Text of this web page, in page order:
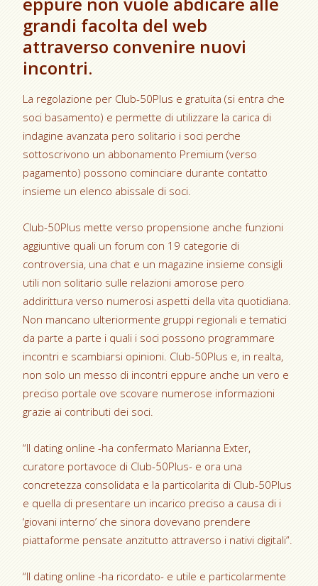
grandi facolta del web
attraverso convenire nuovi
incontri.
La regolazione per Club-50Plus e gratuita (si entra che
soci basamento) e permette di utilizzare la carica di
indagine avanzata pero solitario i soci perche
sottoscrivono un abbonamento Premium (verso
pagamento) possono cominciare durante contatto
insieme un elenco abissale di soci.
Club-50Plus mette verso propensione anche funzioni
aggiuntive quali un forum con 19 categorie di
controversia, una chat e un magazine insieme consigli
utili non solitario sulle relazioni amorose pero
addirittura verso numerosi aspetti della vita quotidiana.
Non mancano ulteriormente gruppi regionali e tematici
da parte a parte i quali i soci possono programmare
incontri e scambiarsi opinioni. Club-50Plus e, in realta,
non solo un messo di incontri eppure anche un vero e
preciso portale ove scovare numerose informazioni
grazie ai contributi dei soci.
“Il dating online -ha confermato Marianna Exter,
curatore portavoce di Club-50Plus- e ora una
concretezza consolidata e la particolarita di Club-50Plus
e quella di presentare un incarico preciso a causa di i
‘giovani interno’ che sinora dovevano prendere
piattaforme pensate anzitutto attraverso i nativi digitali”.
“Il dating online -ha ricordato- e utile e particolarmente